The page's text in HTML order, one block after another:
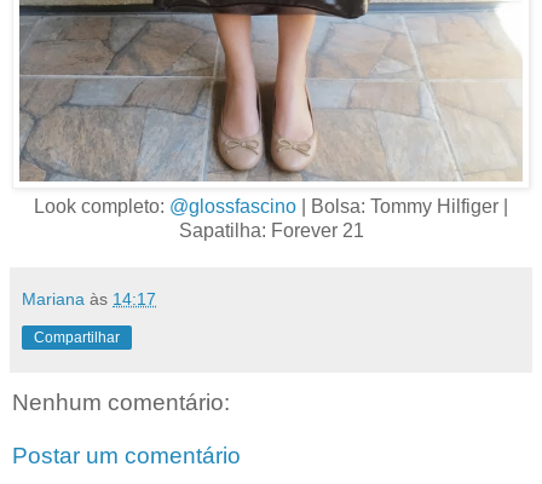
Look completo: @glossfascino | Bolsa: Tommy Hilfiger |
Sapatilha: Forever 21
Mariana às 14:17
Compartilhar
Nenhum comentário:
Postar um comentário